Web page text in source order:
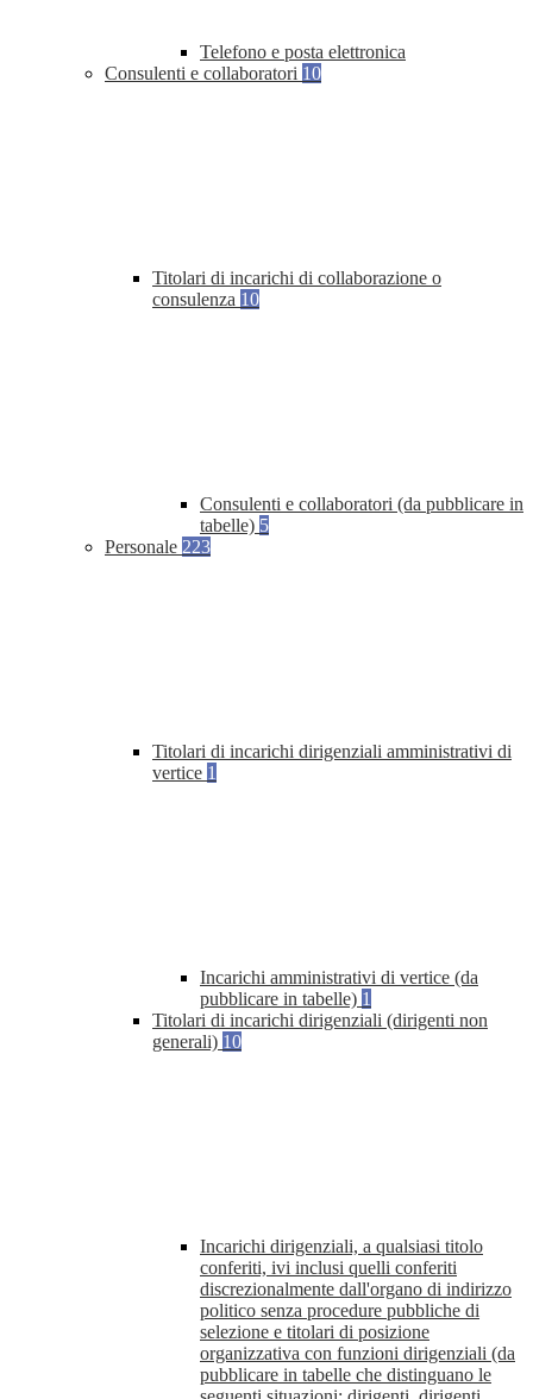
Telefono e posta elettronica
Consulenti e collaboratori 10
Titolari di incarichi di collaborazione o
consulenza 10
Consulenti e collaboratori (da pubblicare in
tabelle) 5
Personale 223
Titolari di incarichi dirigenziali amministrativi di
vertice 1
Incarichi amministrativi di vertice (da
pubblicare in tabelle) 1
Titolari di incarichi dirigenziali (dirigenti non
generali) 10
Incarichi dirigenziali, a qualsiasi titolo
conferiti, ivi inclusi quelli conferiti
discrezionalmente dall'organo di indirizzo
politico senza procedure pubbliche di
selezione e titolari di posizione
organizzativa con funzioni dirigenziali (da
pubblicare in tabelle che distinguano le